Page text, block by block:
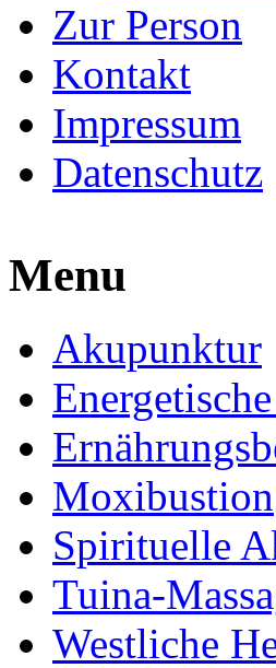
Zur Person
Kontakt
Impressum
Datenschutz
Menu
Akupunktur
Moxibustion
Spirituelle
Tuina-
Westliche